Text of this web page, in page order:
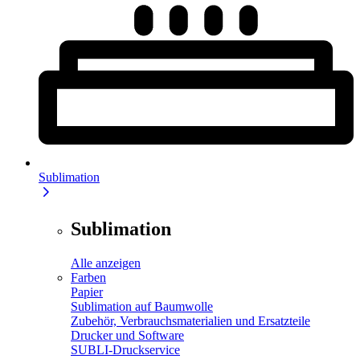
Sublimation
Sublimation
Alle anzeigen
Farben
Papier
Sublimation auf Baumwolle
Zubehör, Verbrauchsmaterialien und Ersatzteile
Drucker und Software
SUBLI-Druckservice